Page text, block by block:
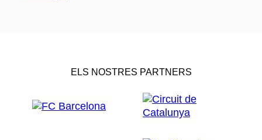
ELS NOSTRES PARTNERS